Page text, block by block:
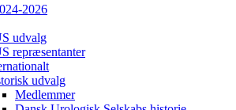
2026
udvalg
repræsentanter
udvalg
Medlemmer